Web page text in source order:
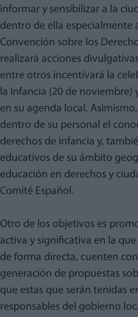
informar y sensibilizar a la
dentro de ella especialmente
Convención sobre los
realizará acciones
entre otros incentivará la
la Infancia (20 de noviembre)
en su agenda local.
dentro de su personal el
derechos de infancia y,
educativos de su ámbito
educación en derechos y
Comité Español.
Otro de los objetivos es
activa y significativa en la
de forma directa, cuenten
generación de propuestas
que estas que serán tenidas
responsables del gobierno